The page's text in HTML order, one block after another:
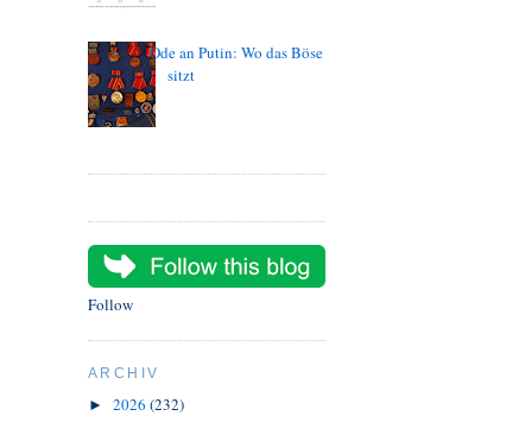
Ode an Putin: Wo das Böse
sitzt
Follow
ARCHIV
► 2026 (232)